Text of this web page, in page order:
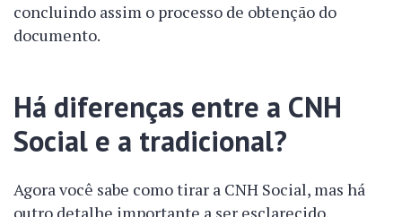
concluindo assim o processo de obtenção do
documento.
Há diferenças entre a CNH
Social e a tradicional?
Agora você sabe como tirar a CNH Social, mas há
outro detalhe importante a ser esclarecido.